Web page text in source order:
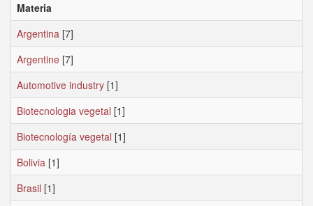
Materia
Argentina [7]
Argentine [7]
Automotive industry [1]
Biotecnologia vegetal [1]
Biotecnología vegetal [1]
Bolivia [1]
Brasil [1]